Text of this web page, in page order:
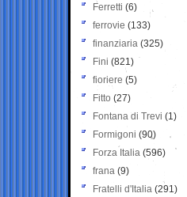
Ferretti (6)
ferrovie (133)
finanziaria (325)
Fini (821)
fioriere (5)
Fitto (27)
Fontana di Trevi (1)
Formigoni (90)
Forza Italia (596)
frana (9)
Fratelli d'Italia (291)